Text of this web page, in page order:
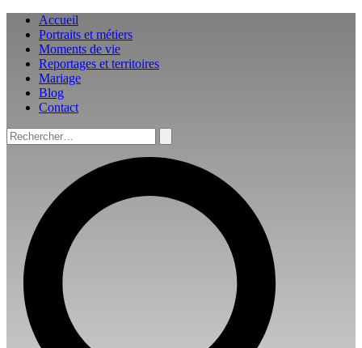
Aller
contenu
Accueil
Portraits et métiers
Moments de vie
Reportages et territoires
Mariage
Blog
Contact
Rechercher :